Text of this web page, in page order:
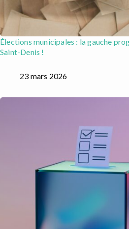
Élections municipales : la gauche
Saint-Denis !
23 mars 2026